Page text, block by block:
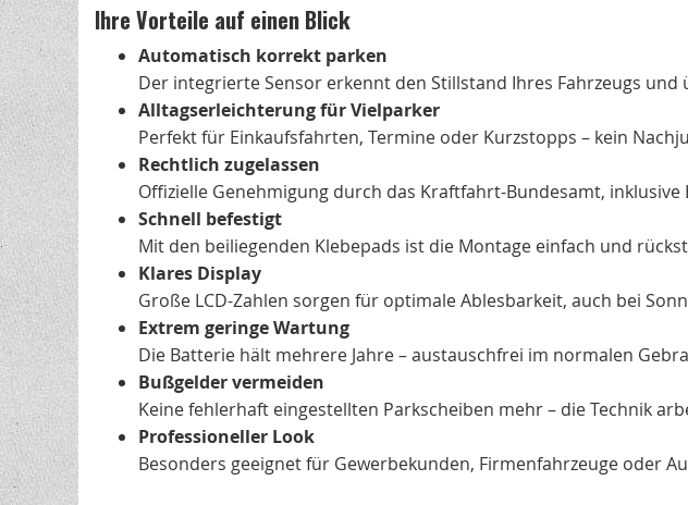
Ihre Vorteile auf einen Blick
Automatisch korrekt parken
Der integrierte Sensor erkennt den Stillstand Ihres Fahrzeugs
Alltagserleichterung für Vielparker
Perfekt für Einkaufsfahrten, Termine oder Kurzstopps – kein
Rechtlich zugelassen
Offizielle Genehmigung durch das Kraftfahrt-Bundesamt, inklusive
Schnell befestigt
Mit den beiliegenden Klebepads ist die Montage einfach und
Klares Display
Große LCD-Zahlen sorgen für optimale Ablesbarkeit, auch bei
Extrem geringe Wartung
Die Batterie hält mehrere Jahre – austauschfrei im normalen
Bußgelder vermeiden
Keine fehlerhaft eingestellten Parkscheiben mehr – die Technik
Professioneller Look
Besonders geeignet für Gewerbekunden, Firmenfahrzeuge oder